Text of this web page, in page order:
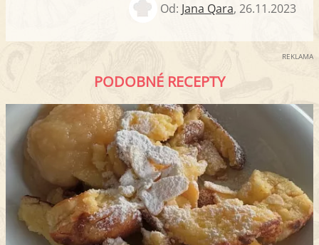
Od: Jana Qara, 26.11.2023
REKLAMA
PODOBNÉ RECEPTY